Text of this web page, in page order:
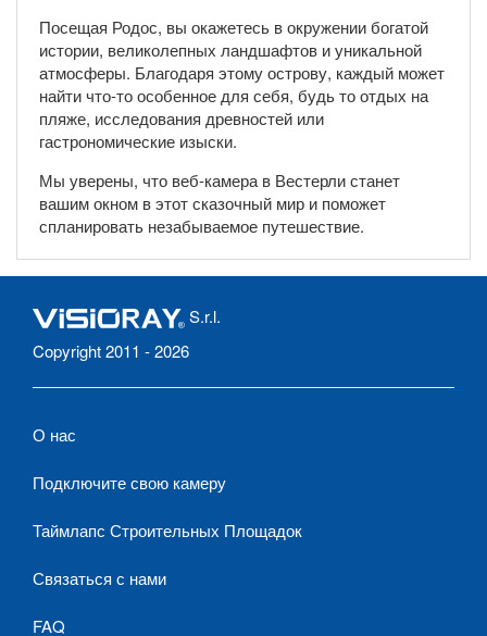
Посещая Родос, вы окажетесь в окружении богатой
истории, великолепных ландшафтов и уникальной
атмосферы. Благодаря этому острову, каждый может
найти что-то особенное для себя, будь то отдых на
пляже, исследования древностей или
гастрономические изыски.
Мы уверены, что веб-камера в Вестерли станет
вашим окном в этот сказочный мир и поможет
спланировать незабываемое путешествие.
S.r.l.
Copyright 2011 - 2026
О нас
Подключите свою камеру
Таймлапс Строительных Площадок
Связаться с нами
FAQ